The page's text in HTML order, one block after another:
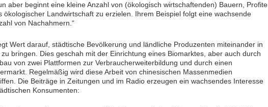
aber beginnt eine kleine Anzahl von (ökologisch wirtschaftenden) Bauern, Profite
ökologischer Landwirtschaft zu erzielen. Ihrem Beispiel folgt eine wachsende
von Nachahmern.“
Wert darauf, städtische Bevölkerung und ländliche Produzenten miteinander in
zu bringen. Dies geschah mit der Einrichtung eines Biomarktes, aber auch durch
von zwei Plattformen zur Verbraucherweiterbildung und durch einen
Regelmäßig wird diese Arbeit von chinesischen Massenmedien
Die Beiträge in Zeitungen und im Radio erzeugen ein wachsendes Interesse
Konsumenten: